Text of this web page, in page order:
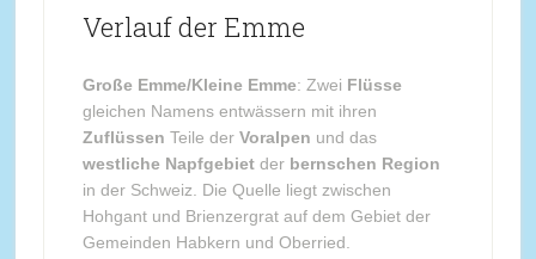
Verlauf der Emme
Große Emme/Kleine Emme: Zwei Flüsse
gleichen Namens entwässern mit ihren
Zuflüssen Teile der Voralpen und das
westliche Napfgebietder bernschen Region
in der Schweiz. Die Quelle liegt zwischen
Hohgant und Brienzergrat auf dem Gebiet der
Gemeinden Habkern und Oberried.